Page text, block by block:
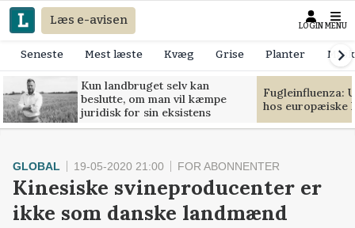
Læs e-avisen LOGIN MENU
Seneste Mest læste Kvæg Grise Planter
Kun landbruget selv kan
beslutte, om man vil kæmpe
juridisk for sin eksistens
Fugleinfluenza:
hos europæiske
GLOBAL 19-05-2020 21:00 FOR ABONNENTER
Kinesiske svineproducenter er
ikke som danske landmænd